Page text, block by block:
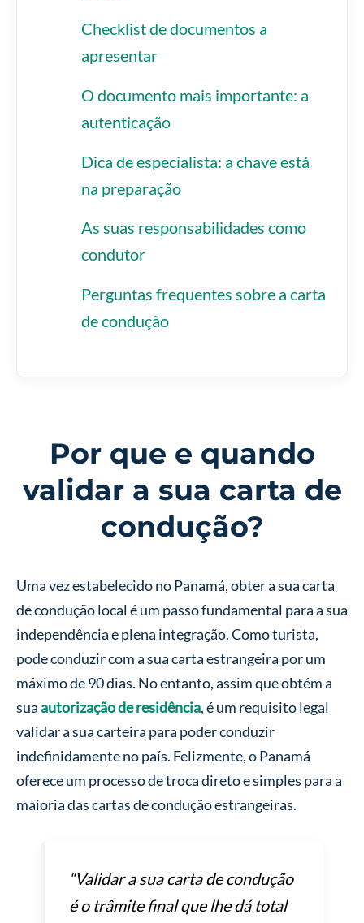
Checklist de documentos a
apresentar
O documento mais importante: a
autenticação
Dica de especialista: a chave está
na preparação
As suas responsabilidades como
condutor
Perguntas frequentes sobre a carta
de condução
Por que e quando
validar a sua carta de
condução?
Uma vez estabelecido no Panamá, obter a sua carta
de condução local é um passo fundamental para a sua
independência e plena integração. Como turista,
pode conduzir com a sua carta estrangeira por um
máximo de 90 dias. No entanto, assim que obtém a
suaautorização de residência, é um requisito legal
validar a sua carteira para poder conduzir
indefinidamente no país. Felizmente, o Panamá
oferece um processo de troca direto e simples para a
maioria das cartas de condução estrangeiras.
“Validar a sua carta de condução
é o trâmite final que lhe dá total